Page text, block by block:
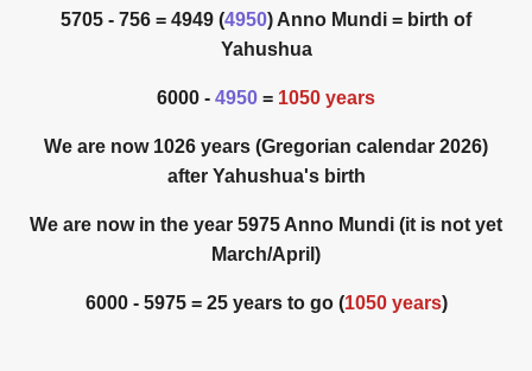
5705 - 756 = 4949 (4950) Anno Mundi = birth of
Yahushua
6000 - 4950 = 1050 years
We are now 1026 years (Gregorian calendar 2026)
after Yahushua's birth
We are now in the year 5975 Anno Mundi (it is not yet
March/April)
6000 - 5975 = 25 years to go (1050 years)